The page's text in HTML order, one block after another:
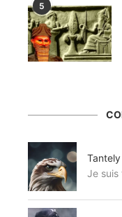
5
Tantely
Je suis